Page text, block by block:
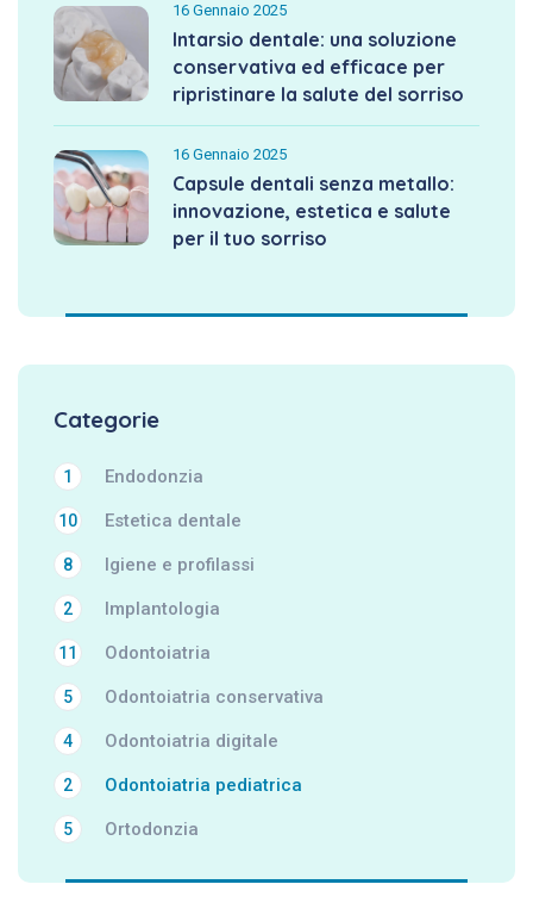
16 Gennaio 2025
Intarsio dentale: una soluzione
conservativa ed efficace per
ripristinare la salute del sorriso
16 Gennaio 2025
Capsule dentali senza metallo:
innovazione, estetica e salute
per il tuo sorriso
Categorie
Endodonzia
1
Estetica dentale
10
Igiene e profilassi
8
Implantologia
2
Odontoiatria
11
Odontoiatria conservativa
5
Odontoiatria digitale
4
Odontoiatria pediatrica
2
Ortodonzia
5